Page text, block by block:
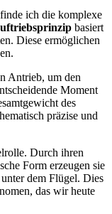
ich die komplexe
basiert
Diese ermöglichen
Antrieb, um den
Moment
des
präzise und
Durch ihren
Form erzeugen sie
dem Flügel. Dies
das wir heute